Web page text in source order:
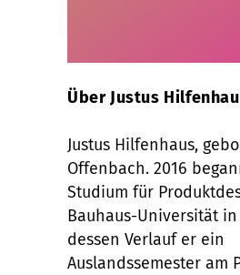
Über Justus
Justus Hilfenhaus,
Offenbach. 2016
Studium für
Bauhaus-Universität
dessen Verlauf er ein
Auslandssemester am